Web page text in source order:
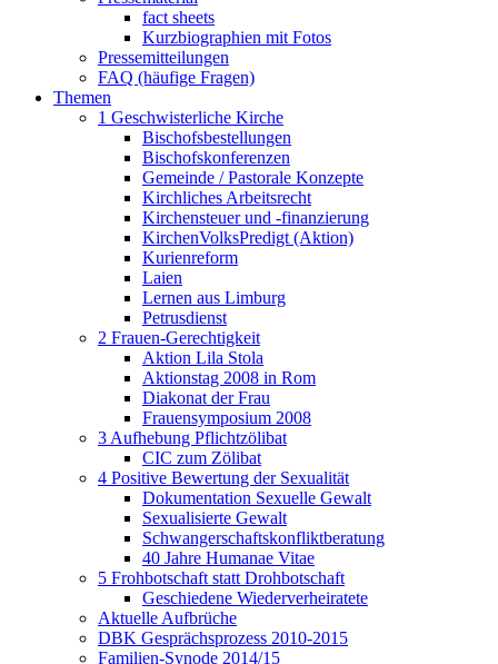
fact sheets
Kurzbiographien mit Fotos
Pressemitteilungen
FAQ (häufige Fragen)
Themen
1 Geschwisterliche Kirche
Bischofsbestellungen
Bischofskonferenzen
Gemeinde / Pastorale Konzepte
Kirchliches Arbeitsrecht
Kirchensteuer und -finanzierung
KirchenVolksPredigt (Aktion)
Kurienreform
Laien
Lernen aus Limburg
Petrusdienst
2 Frauen-Gerechtigkeit
Aktion Lila Stola
Aktionstag 2008 in Rom
Diakonat der Frau
Frauensymposium 2008
3 Aufhebung Pflichtzölibat
CIC zum Zölibat
4 Positive Bewertung der Sexualität
Dokumentation Sexuelle Gewalt
Sexualisierte Gewalt
Schwangerschaftskonfliktberatung
40 Jahre Humanae Vitae
5 Frohbotschaft statt Drohbotschaft
Geschiedene Wiederverheiratete
Aktuelle Aufbrüche
DBK Gesprächsprozess 2010-2015
Familien-Synode 2014/15